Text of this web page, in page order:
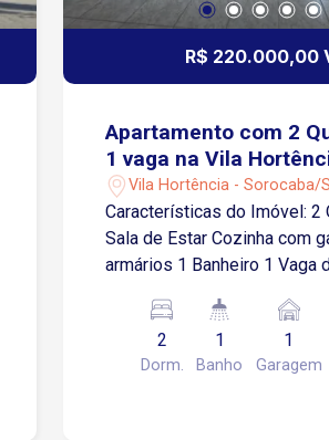
R$ 220.000,00
Apartamento com 2
1 vaga na Vila
Vila Hortência - Sorocaba/
Características do Imóvel: 2
Sala de Estar Cozinha com
armários 1 Banheiro 1 Vaga
Fácil acesso à Av. São
Centro de Sorocaba Próximo a
supermercados, farmácias e
2
Dorm.
1
Banho
1
Garagem